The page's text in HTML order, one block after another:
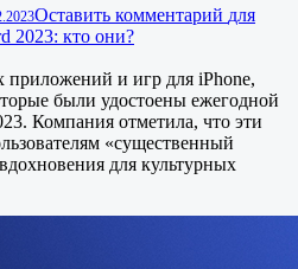
Оставить комментарий для
2023: кто они?
приложений и игр для iPhone,
были удостоены ежегодной
Компания отметила, что эти
«существенный
для культурных